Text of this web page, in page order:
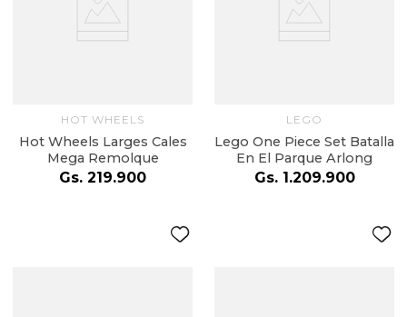
HOT WHEELS
Hot Wheels Larges Cales
Mega Remolque
Gs. 219.900
LEGO
Lego One Piece Set Batalla
En El Parque Arlong
Gs. 1.209.900